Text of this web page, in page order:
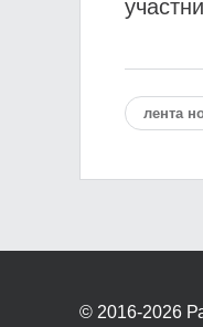
лента
© 2016-2026